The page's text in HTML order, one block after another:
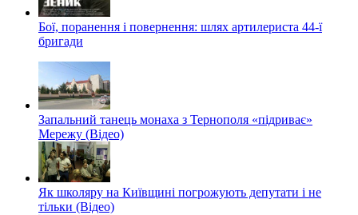
Бої, поранення і повернення: шлях артилериста 44-ї
бригади
Запальний танець монаха з Тернополя «підриває»
Мережу (Відео)
Як школяру на Київщині погрожують депутати і не
тільки (Відео)